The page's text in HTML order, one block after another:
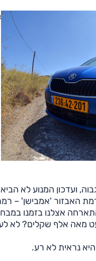
ועדכון המנוע לא
האבזור 'אמבישן' –
אצלנו בזמנו במבחן
מאה אלף שקלים? לא
נראית לא רע.